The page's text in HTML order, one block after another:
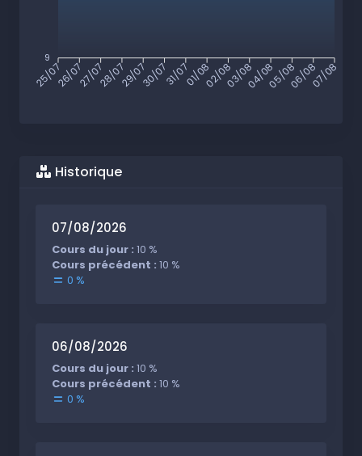
9
25/0726/0727/0728/0729/0730/0731/0701/0802/0803/0804/0805/0806/0807/08
Historique
07/08/2026
Cours du jour : 10 %
Cours précédent : 10 %
0 %
06/08/2026
Cours du jour : 10 %
Cours précédent : 10 %
0 %